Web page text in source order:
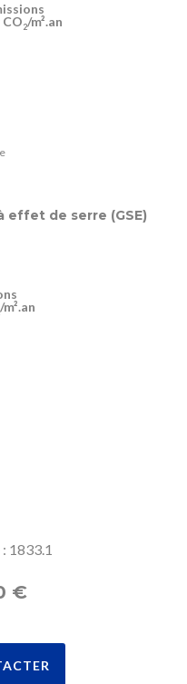
CO2/m².an
effet de serre (GSE)
/m².an
1833.1
€